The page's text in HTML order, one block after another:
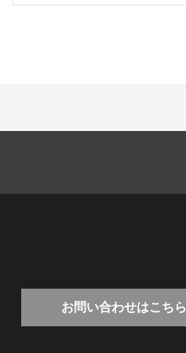
お問い合わせはこちら